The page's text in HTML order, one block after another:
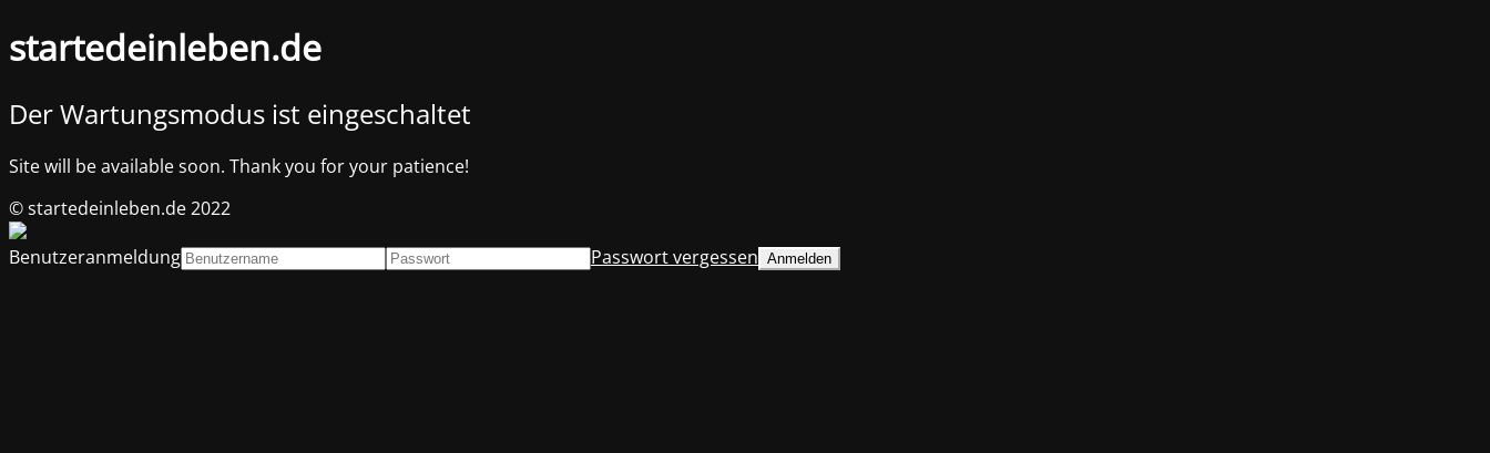
startedeinleben.de
Der Wartungsmodus ist eingeschaltet
Site will be available soon. Thank you for your patience!
© startedeinleben.de 2022
Benutzeranmeldung
Passwort vergessen